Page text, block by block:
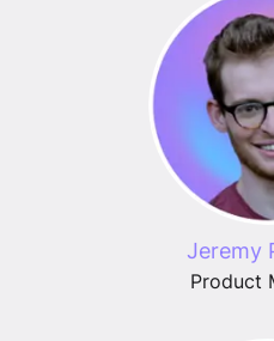
Jeremy
Product